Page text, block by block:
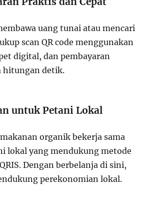
uang tunai atau mencari
scan QR code menggunakan
digital, dan pembayaran
hitungan detik.
untuk Petani Lokal
organik bekerja sama
lokal yang mendukung metode
Dengan berbelanja di sini,
perekonomian lokal.